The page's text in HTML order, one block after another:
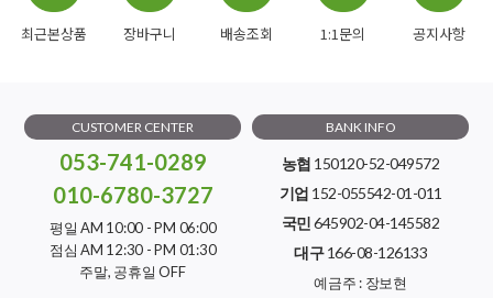
최근본상품 장바구니 배송조회 1:1문의 공지사항
CUSTOMER CENTER
053-741-0289
010-6780-3727
평일 AM 10:00 - PM 06:00
점심 AM 12:30 - PM 01:30
주말, 공휴일 OFF
BANK INFO
농협 150120-52-049572
기업 152-055542-01-011
국민645902-04-145582
대구166-08-126133
예금주 : 장보현